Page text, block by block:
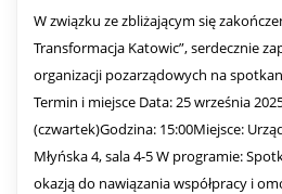
W związku ze zbliżającym się
Transformacja Katowic”, serdecznie
organizacji pozarządowych na
Termin i miejsce Data: 25 września
(czwartek)Godzina: 15:00Miejsce:
Młyńska 4, sala 4-5 W programie:
okazją do nawiązania współpracy i